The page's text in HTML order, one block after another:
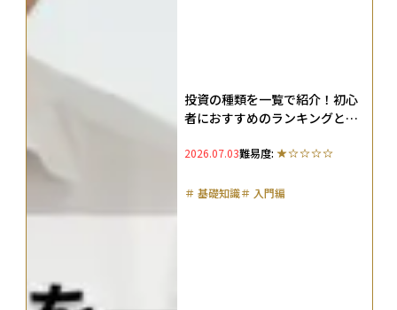
投資の種類を一覧で紹介！初心
者におすすめのランキングと投
2026.07.03難易度:
＃ 基礎知識＃ 入門編